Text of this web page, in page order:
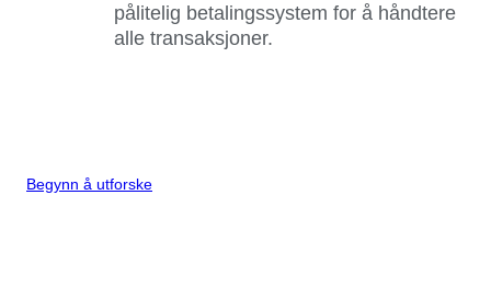
pålitelig betalingssystem for å håndtere
alle transaksjoner.
Begynn å utforske